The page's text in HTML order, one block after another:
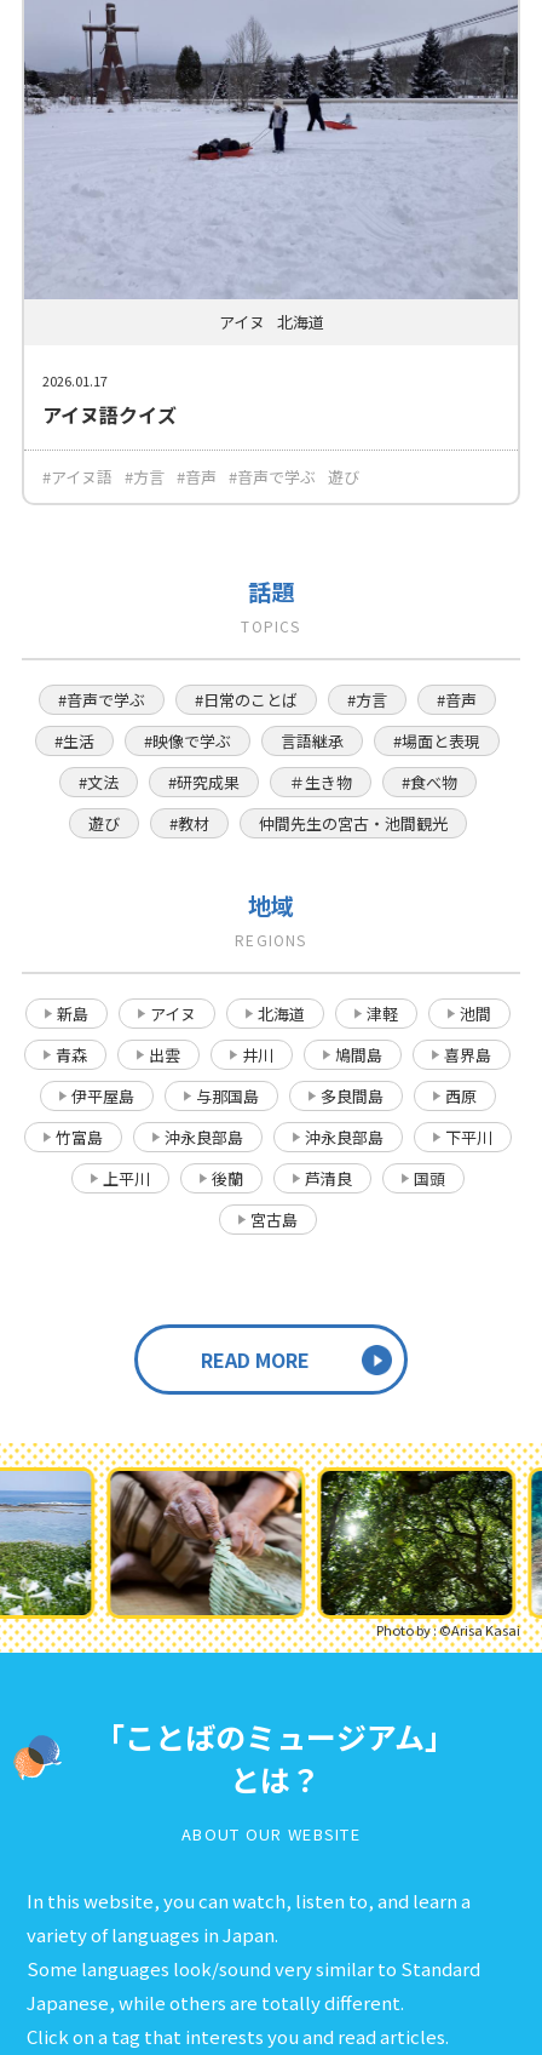
アイヌ 北海道
2026.01.17
アイヌ語クイズ
#アイヌ語 #方言 #音声 #音声で学ぶ 遊び
話題
TOPICS
#音声で学ぶ #日常のことば #方言
#音声
#生活
#映像で学ぶ 言語継承
#場面と表現
#文法
#研究成果 ＃生き物
#食べ物
遊び
#教材 仲間先生の宮古・池間観光
地域
REGIONS
新島 アイヌ 北海道 津軽
池間
青森
出雲 井川 鳩間島
喜界島
伊平屋島
与那国島 多良間島
西原
竹富島
沖永良部島 沖永良部島
下平川
上平川
後蘭 芦清良
国頭
宮古島
READ MORE
Photo by : ©︎Arisa Kasai
「ことばのミュージアム」
とは？
ABOUT OUR WEBSITE
In this website, you can watch, listen to, and learn a
variety of languages in Japan.
Some languages look/sound very similar to Standard
Japanese, while others are totally different.
Click on a tag that interests you and read articles.